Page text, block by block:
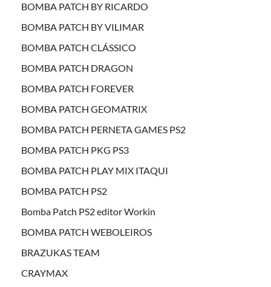
BOMBA PATCH BY RICARDO
BOMBA PATCH BY VILIMAR
BOMBA PATCH CLÁSSICO
BOMBA PATCH DRAGON
BOMBA PATCH FOREVER
BOMBA PATCH GEOMATRIX
BOMBA PATCH PERNETA GAMES PS2
BOMBA PATCH PKG PS3
BOMBA PATCH PLAY MIX ITAQUI
BOMBA PATCH PS2
Bomba Patch PS2 editor Workin
BOMBA PATCH WEBOLEIROS
BRAZUKAS TEAM
CRAYMAX